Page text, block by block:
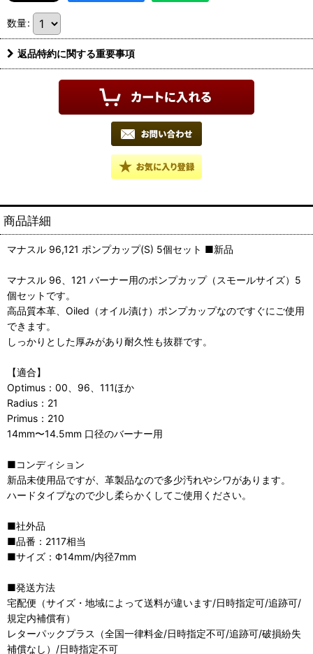
数量:
返品特約に関する重要事項
商品詳細
マナスル 96,121 ポンプカップ(S) 5個セット ■新品
マナスル 96、121 バーナー用のポンプカップ（スモールサイズ）5
個セットです。
高品質本革、Oiled（オイル漬け）ポンプカップなのですぐにご使用
できます。
しっかりとした厚みがあり耐久性も抜群です。
【適合】
Optimus：00、96、111ほか
Radius：21
Primus：210
14mm〜14.5mm 口径のバーナー用
■コンディション
新品未使用品ですが、革製品なので多少汚れやシワがあります。
ハードタイプなので少し柔らかくしてご使用ください。
■社外品
■品番：2117相当
■サイズ：Φ14mm/内径7mm
■発送方法
宅配便（サイズ・地域によって送料が違います/日時指定可/追跡可/
規定内補償有）
レターパックプラス（全国一律料金/日時指定不可/追跡可/破損紛失
補償なし）/日時指定不可